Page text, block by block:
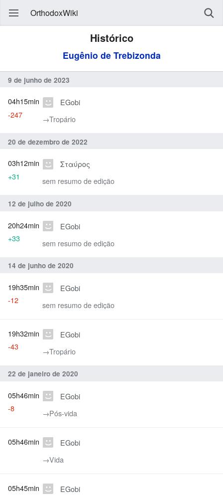
OrthodoxWiki
Histórico
Eugênio de Trebizonda
9 de junho de 2023
EGobi
→‎Tropário
04h15min
-247
20 de dezembro de 2022
Σταύρος
sem resumo de edição
03h12min
+31
12 de julho de 2020
EGobi
sem resumo de edição
20h24min
+33
14 de junho de 2020
EGobi
sem resumo de edição
19h35min
-12
EGobi
→‎Tropário
19h32min
-43
22 de janeiro de 2020
EGobi
→‎Pós-vida
05h46min
-8
EGobi
→‎Vida
05h46min
EGobi
05h45min